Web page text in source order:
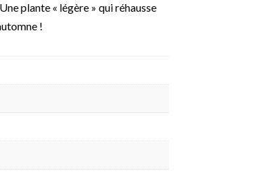
plante « légère » qui réhausse
!